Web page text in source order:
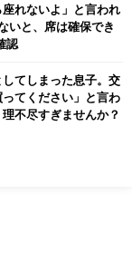
座れないよ」と言われ
いと、席は確保でき
認
てしまった息子。交
てください」と言わ
不尽すぎませんか？